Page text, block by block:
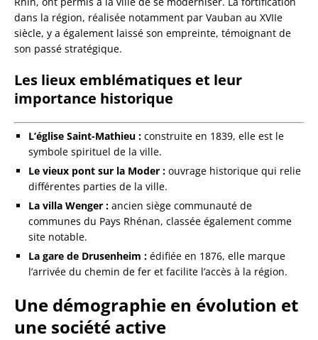
dans la région, réalisée notamment par Vauban au XVIIe
siècle, y a également laissé son empreinte, témoignant de
son passé stratégique.
Les lieux emblématiques et leur
importance historique
L’église Saint-Mathieu : construite en 1839, elle est le
symbole spirituel de la ville.
Le vieux pont sur la Moder : ouvrage historique qui relie
différentes parties de la ville.
La villa Wenger : ancien siège communauté de
communes du Pays Rhénan, classée également comme
site notable.
La gare de Drusenheim : édifiée en 1876, elle marque
l’arrivée du chemin de fer et facilite l’accès à la région.
Une démographie en évolution et
une société active